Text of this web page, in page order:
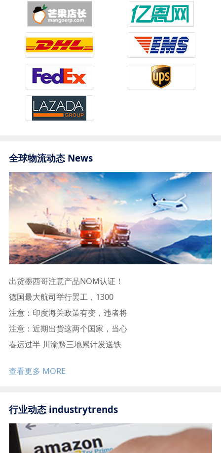
全球物流动态 News
出货墨西哥注意产品NOM认证！
德国最大航司举行罢工，1300
注意：印度海关政策有变，违者将
注意：近期出货这两个国家，当心
春运过半 川渝黔三地累计发送铁
查看更多 MORE
行业动态 industrytrends